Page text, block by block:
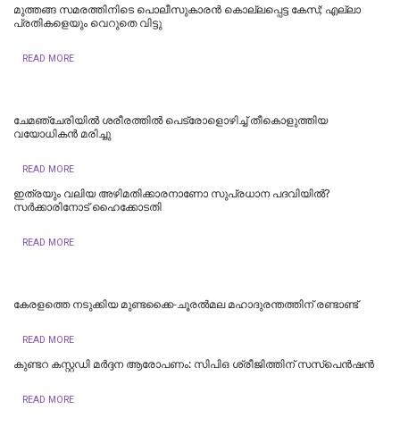
മുത്തങ്ങ സമരത്തിനിടെ പൊലീസുകാരൻ കൊല്ലപ്പെട്ട കേസ്; എല്ലാ
പ്രതികളെയും വെറുതെ വിട്ടു
READ MORE
ചേമഞ്ചേരിയില്‍ ശരീരത്തില്‍ പെട്രോളൊഴിച്ച് തീകൊളുത്തിയ
വയോധികന്‍ മരിച്ചു
READ MORE
ഇത്രയും വലിയ അഴിമതിക്കാരനാണോ സുപ്രധാന പദവിയിൽ?
സർക്കാരിനോട് ഹൈക്കോടതി
READ MORE
കേരളത്തെ നടുക്കിയ മുണ്ടക്കൈ-ചൂരല്‍മല മഹാദുരന്തത്തിന് രണ്ടാണ്ട്
READ MORE
കുണ്ടറ കസ്റ്റഡി മര്‍ദ്ദന ആരോപണം: സിപിഒ ശ്രീജിത്തിന് സസ്‌പെന്‍ഷന്‍
READ MORE